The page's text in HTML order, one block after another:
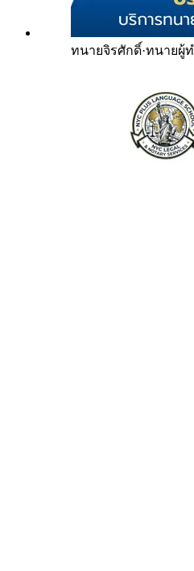
ทนายจิรศักดิ์·ทนายผู้